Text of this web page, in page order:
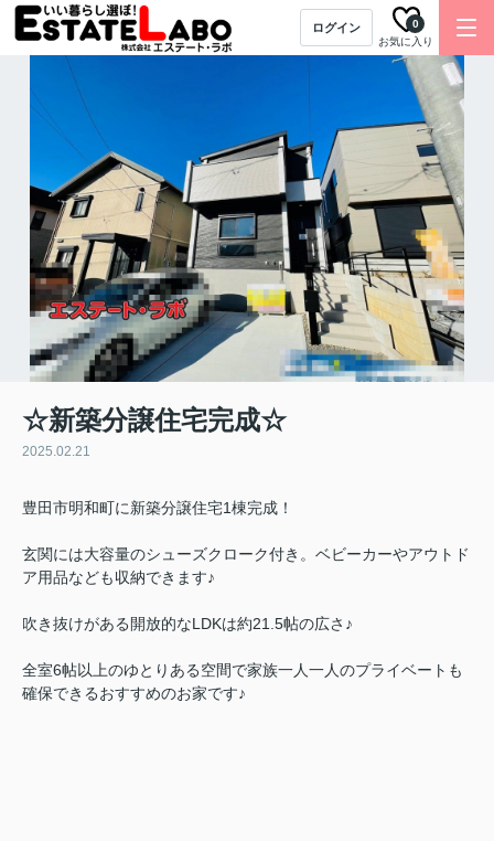
ログイン
お気に入り
0
☆新築分譲住宅完成☆
2025.02.21
豊田市明和町に新築分譲住宅1棟完成！
玄関には大容量のシューズクローク付き。ベビーカーやアウトド
ア用品なども収納できます♪
吹き抜けがある開放的なLDKは約21.5帖の広さ♪
全室6帖以上のゆとりある空間で家族一人一人のプライベートも
確保できるおすすめのお家です♪